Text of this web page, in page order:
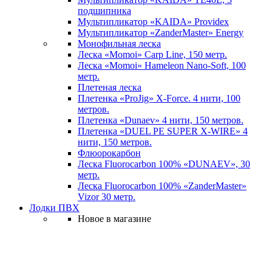
подшипника
Мультипликатор «KAIDA» Providex
Мультипликатор «ZanderMaster» Energy
Монофильная леска
Леска «Momoi» Carp Line, 150 метр.
Леска «Momoi» Hameleon Nano-Soft, 100
метр.
Плетеная леска
Плетенка «ProJig» X-Force. 4 нити, 100
метров.
Плетенка «Dunaev» 4 нити, 150 метров.
Плетенка «DUEL PE SUPER X-WIRE» 4
нити, 150 метров.
Флюорокарбон
Леска Fluorocarbon 100% «DUNAEV», 30
метр.
Леска Fluorocarbon 100% «ZanderMaster»
Vizor 30 метр.
Лодки ПВХ
Новое в магазине